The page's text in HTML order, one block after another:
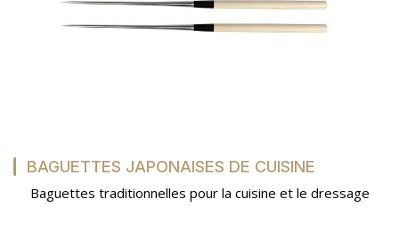
MES LISTES
BAGUETTES JAPONAISES DE CUISINE
Baguettes traditionnelles pour la cuisine et le dressage